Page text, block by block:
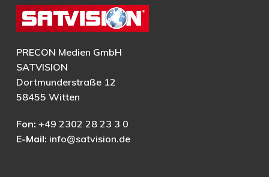
PRECON Medien GmbH
SATVISION
Dortmunderstraße 12
58455 Witten
Fon: +49 2302 28 23 3 0
E-Mail: info@satvision.de